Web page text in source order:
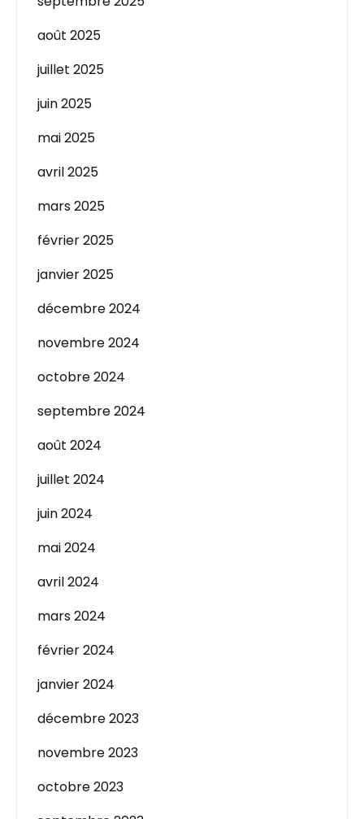
août 2025
juillet 2025
juin 2025
mai 2025
avril 2025
mars 2025
février 2025
janvier 2025
décembre 2024
novembre 2024
octobre 2024
septembre 2024
août 2024
juillet 2024
juin 2024
mai 2024
avril 2024
mars 2024
février 2024
janvier 2024
décembre 2023
novembre 2023
octobre 2023